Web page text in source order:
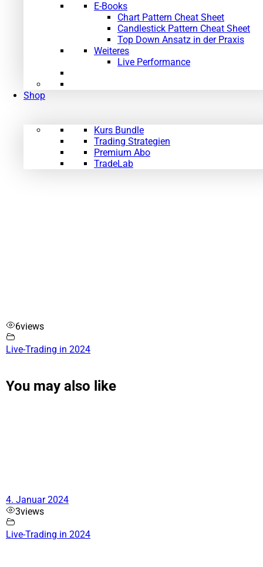
E-Books
Chart Pattern Cheat Sheet
Candlestick Pattern Cheat Sheet
Top Down Ansatz in der Praxis
Weiteres
Live Performance
Shop
Kurs Bundle
Trading Strategien
Premium Abo
TradeLab
6views
Live-Trading in 2024
You may also like
4. Januar 2024
3views
Live-Trading in 2024